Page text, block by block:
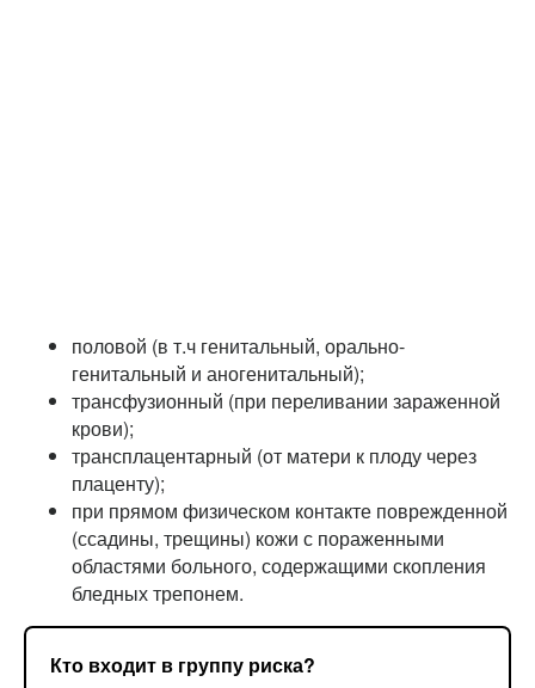
половой (в т.ч генитальный, орально-
генитальный и аногенитальный);
трансфузионный (при переливании зараженной
крови);
трансплацентарный (от матери к плоду через
плаценту);
при прямом физическом контакте поврежденной
(ссадины, трещины) кожи с пораженными
областями больного, содержащими скопления
бледных трепонем.
Кто входит в группу риска?